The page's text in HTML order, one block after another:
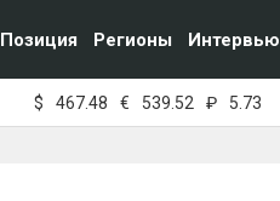
Позиция Регионы Интервью
$ 467.48 € 539.52 ₽ 5.73